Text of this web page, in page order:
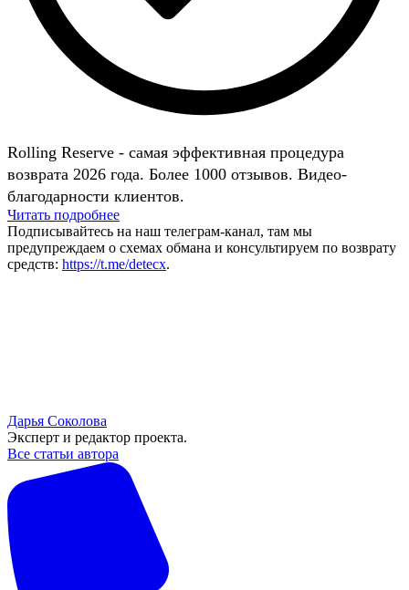
Rolling Reserve - самая эффективная процедура
возврата 2026 года. Более 1000 отзывов. Видео-
благодарности клиентов.
Читать подробнее
Подписывайтесь на наш телеграм-канал, там мы
предупреждаем о схемах обмана и консультируем по возврату
средств: https://t.me/detecx.
Дарья Соколова
Эксперт и редактор проекта.
Все статьи автора